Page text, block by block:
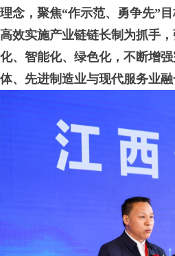
理念，聚焦“作示范、勇争先”
高效实施产业链链长制为抓手
化、智能化、绿色化，不断增
体、先进制造业与现代服务业